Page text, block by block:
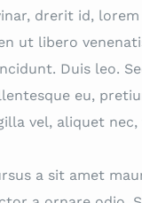
drerit id,
ut libero
Duis leo.
eu,
vel, aliquet
a sit amet